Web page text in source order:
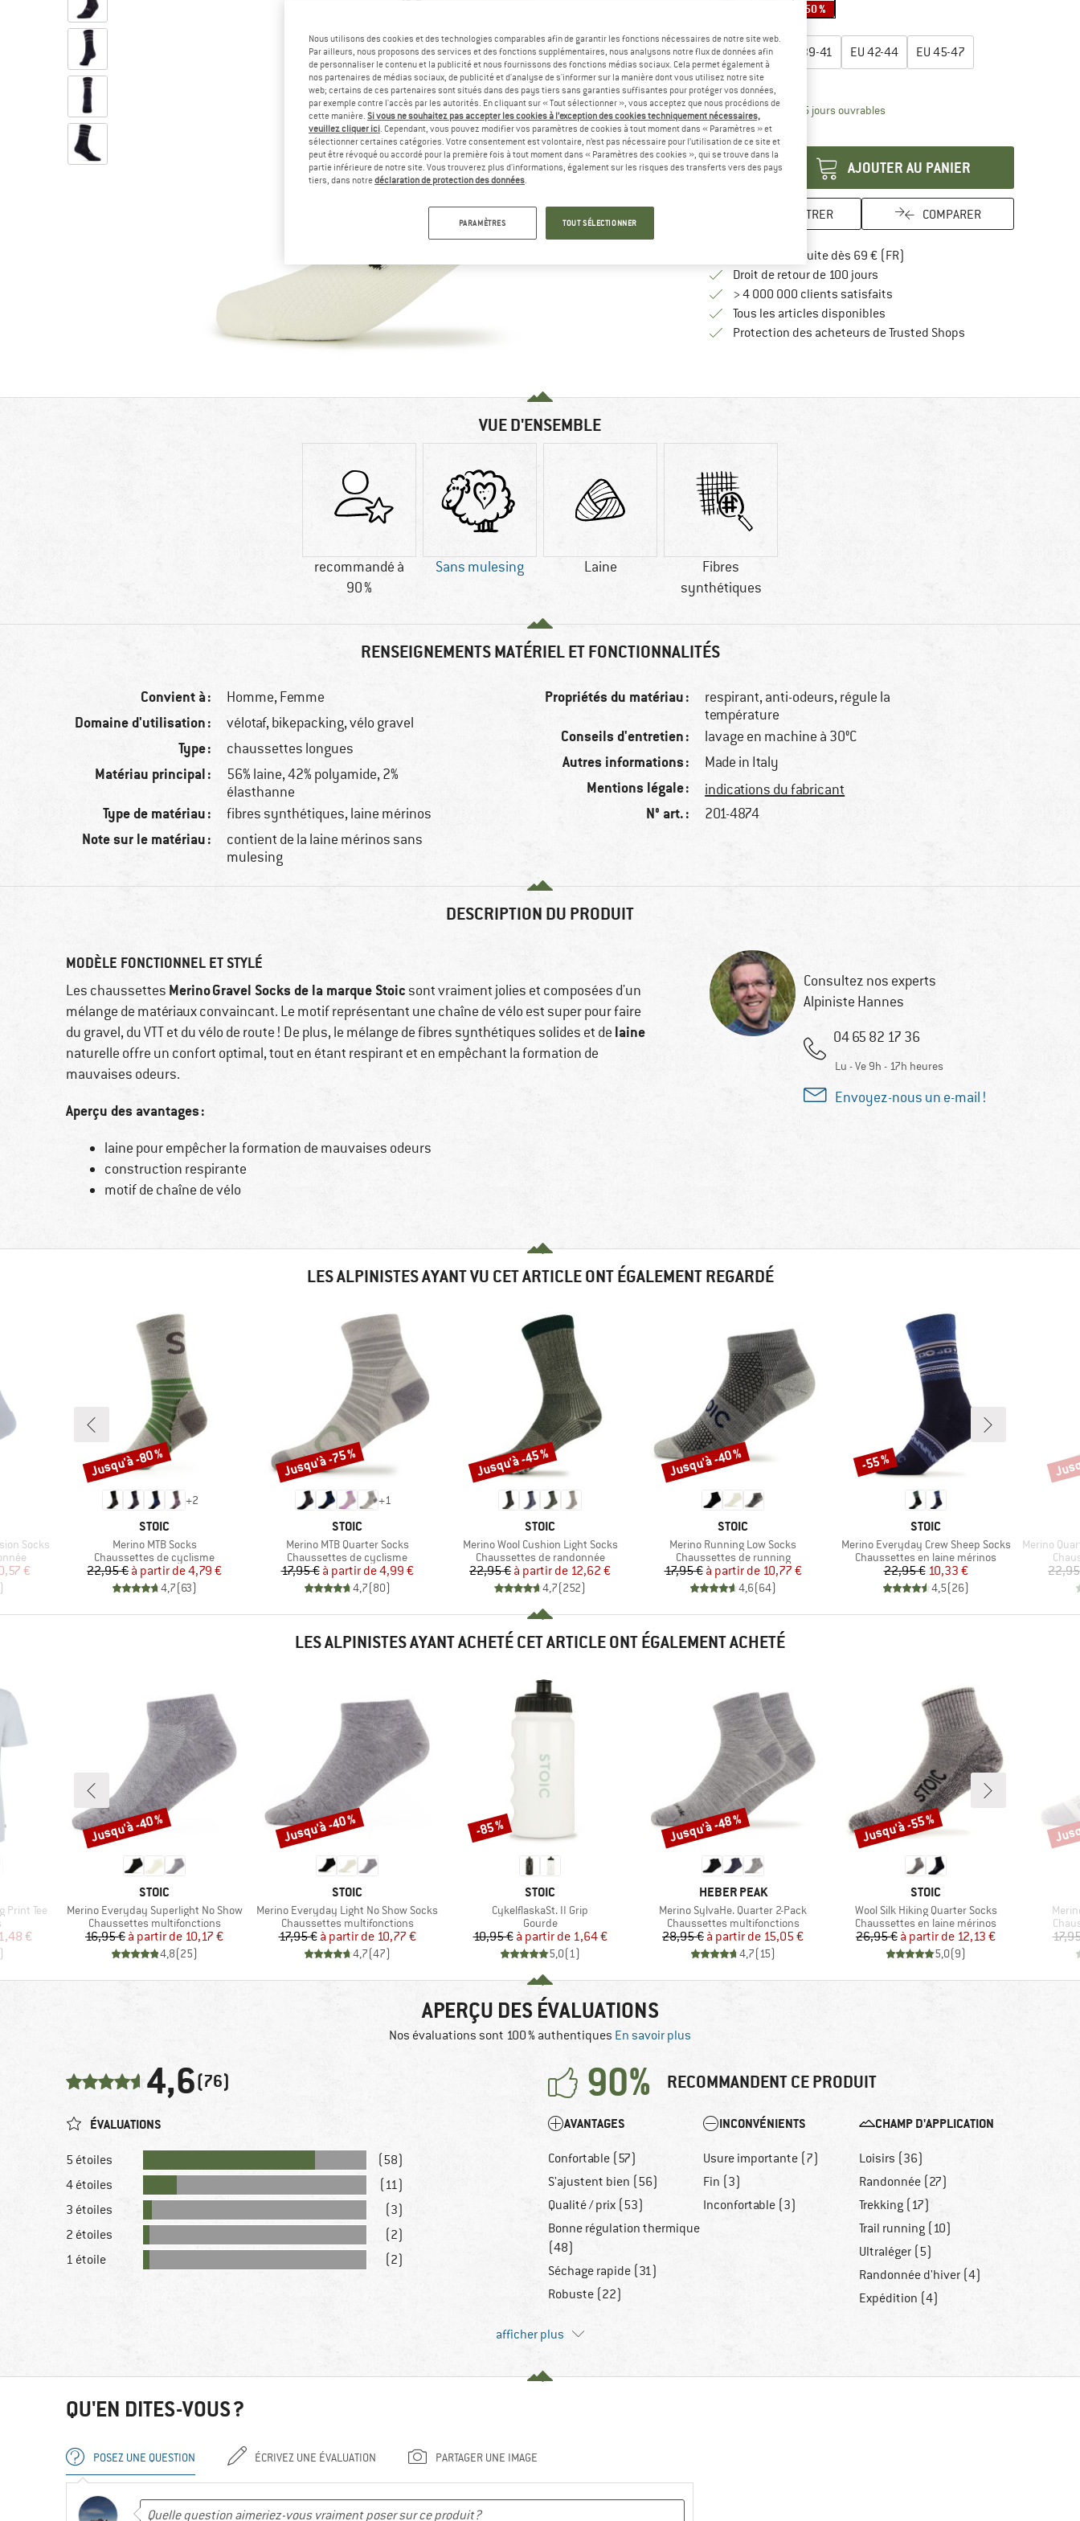
-50 %
EU36-38 39-41 EU 42-44 EU 45-47
Guide des tailles
Délai de livraison: 3-5 jours ouvrablesLe lien s'ouvre dans une boîte
Quantité:
AJOUTER AU PANIER
ENREGISTRER COMPARER
Livraison gratuite dès 69 € (FR)
Droit de retour de 100 joursTrouve les informations de
> 4 000 000 clients satisfaits
Tous les articles disponibles
Protection des acheteurs de Trusted ShopsTrouve toutes les
VUE D'ENSEMBLE
recommandé à
90 %
Sans mulesing Laine
Fibres
synthétiques
RENSEIGNEMENTS MATÉRIEL ET FONCTIONNALITÉS
Convient à : Homme, Femme
Domaine d'utilisation : vélotaf, bikepacking, vélo gravel
Type : chaussettes longues
Matériau principal :
56% laine, 42% polyamide, 2%
élasthanne
Type de matériau : fibres synthétiques, laine mérinos
Note sur le matériau :
contient de la laine mérinos sans
mulesing
Propriétés du matériau :
respirant, anti-odeurs, régule la
température
Conseils d'entretien : lavage en machine à 30°C
Autres informations : Made in Italy
Mentions légale : indications du fabricant
N° art. : 201-4874
DESCRIPTION DU PRODUIT
MODÈLE FONCTIONNEL ET STYLÉ
Les chaussettes MerinoGravel Socks de la marque Stoic sont vraiment jolies et composées d'un
mélange de matériaux convaincant. Le motif représentant une chaîne de vélo est super pour faire
du gravel, du VTT et du vélo de route ! De plus, le mélange de fibres synthétiques solides et de laine
naturelle offre un confort optimal, tout en étant respirant et en empêchant la formation de
mauvaises odeurs.
Aperçu des avantages :
laine pour empêcher la formation de mauvaises odeurs
construction respirante
motif de chaîne de vélo
Consultez nos experts
Alpiniste Hannes
04 65 82 17 36
Lu - Ve 9h - 17h heures
Envoyez-nous un e-mail !
LES ALPINISTES AYANT VU CET ARTICLE ONT ÉGALEMENT REGARDÉ
Socks
€
+2
MARQUE
STOIC
Article
Merino MTB Socks
Product group
Chaussettes de cyclisme
Prix
22,95 € Prix réduit
à partir de4,79 €
4,7(63)
Remise
Jusqu'à -80 %
+1
MARQUE
STOIC
Article
Merino MTB Quarter Socks
Product group
Chaussettes de cyclisme
Prix
17,95 € Prix réduit
à partir de4,99 €
4,7(80)
Remise
Jusqu'à -75 %
MARQUE
STOIC
Article
Merino Wool Cushion Light Socks
Product group
Chaussettes de randonnée
Prix
22,95 € Prix réduit
à partir de 12,62 €
4,7(252)
Remise
Jusqu'à -45 %
MARQUE
STOIC
Article
Merino Running Low Socks
Product group
Chaussettes de running
Prix
17,95 € Prix réduit
à partir de 10,77 €
4,6(64)
Remise
Jusqu'à -40 %
MARQUE
STOIC
Article
Merino Everyday Crew Sheep Socks
Product group
Chaussettes en laine mérinos
Prix
22,95 €Prix réduit
10,33 €
4,5(26)
Remise
-55 %
Article
Merino
LES ALPINISTES AYANT ACHETÉ CET ARTICLE ONT ÉGALEMENT ACHETÉ
Print Tee
€
MARQUE
STOIC
Article
Merino Everyday Superlight No Show
Product group
Chaussettes multifonctions
Prix
16,95 € Prix réduit
à partir de 10,17 €
4,8(25)
Remise
Jusqu'à -40 %
MARQUE
STOIC
Article
Merino Everyday Light No Show Socks
Product group
Chaussettes multifonctions
Prix
17,95 € Prix réduit
à partir de 10,77 €
4,7(47)
Remise
Jusqu'à -40 %
MARQUE
STOIC
Article
CykelflaskaSt. II Grip
Product group
Gourde
Prix
10,95 € Prix réduit
à partir de 1,64 €
5,0(1)
Remise
-85 %
MARQUE
HEBER PEAK
Article
Merino SylvaHe. Quarter 2-Pack
Product group
Chaussettes multifonctions
Prix
28,95 € Prix réduit
à partir de 15,05 €
4,7(15)
Remise
Jusqu'à -48 %
MARQUE
STOIC
Article
Wool Silk Hiking Quarter Socks
Product group
Chaussettes en laine mérinos
Prix
26,95 € Prix réduit
à partir de 12,13 €
5,0(9)
Remise
Jusqu'à -55 %
Article
APERÇU DES ÉVALUATIONS
Nos évaluations sont 100 % authentiques En savoir plus
4,6(76) 90% RECOMMANDENT CE PRODUIT
ÉVALUATIONS
5 étoiles
(58)
4 étoiles
(11)
3 étoiles
(3)
2 étoiles
(2)
1 étoile
(2)
AVANTAGES
Confortable (57)
S'ajustent bien (56)
Qualité / prix (53)
Bonne régulation thermique
(48)
Séchage rapide (31)
Robuste (22)
INCONVÉNIENTS
Usure importante (7)
Fin (3)
Inconfortable (3)
CHAMP D'APPLICATION
Loisirs (36)
Randonnée (27)
Trekking (17)
Trail running (10)
Ultraléger (5)
Randonnée d'hiver (4)
Expédition (4)
afficher plus
QU'EN DITES-VOUS ?
POSEZ UNE QUESTION ÉCRIVEZ UNE ÉVALUATION PARTAGER UNE IMAGE
Nous utilisons des cookies et des technologies comparables afin de garantir les fonctions nécessaires de notre site web.
Par ailleurs, nous proposons des services et des fonctions supplémentaires, nous analysons notre flux de données afin
de personnaliser le contenu et la publicité et nous fournissons des fonctions médias sociaux. Cela permet également à
nos partenaires de médias sociaux, de publicité et d'analyse de s'informer sur la manière dont vous utilisez notre site
web; certains de ces partenaires sont situés dans des pays tiers sans garanties suffisantes pour protéger vos données,
par exemple contre l'accès par les autorités. En cliquant sur « Tout sélectionner », vous acceptez que nous procédions de
cette manière. Si vous ne souhaitez pas accepter les cookies à l’exception des cookies techniquement nécessaires,
veuillez cliquer ici. Cependant, vous pouvez modifier vos paramètres de cookies à tout moment dans « Paramètres » et
sélectionner certaines catégories. Votre consentement est volontaire, n’est pas nécessaire pour l’utilisation de ce site et
peut être révoqué ou accordé pour la première fois à tout moment dans « Paramètres des cookies », qui se trouve dans la
partie inférieure de notre site. Vous trouverez plus d'informations, également sur les risques des transferts vers des pays
tiers, dans notredéclaration de protection des données.
PARAMÈTRES TOUT SÉLECTIONNER